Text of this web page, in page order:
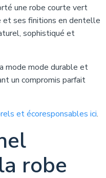
une robe courte vert
et ses finitions en dentelle
sophistiqué et
mode mode durable et
un compromis parfait
et écoresponsables ici.
robe